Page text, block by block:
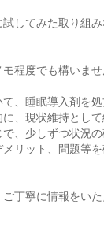
してみた取り組
程度でも構いませ
、睡眠導入剤を
、現状維持とし
、少しずつ状況
リット、問題等
丁寧に情報をい